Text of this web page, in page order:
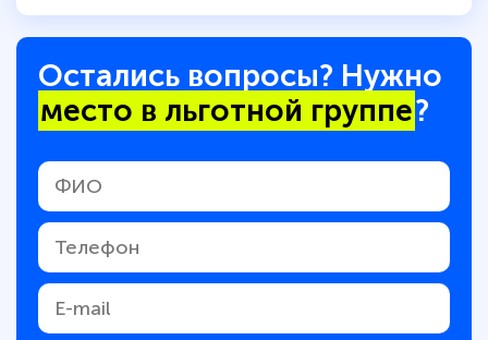
Остались вопросы? Нужно
место в льготной группе?